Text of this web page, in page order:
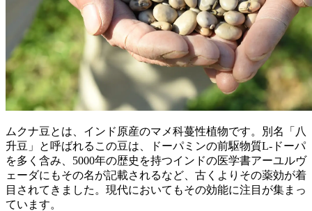
ムクナ豆とは、インド原産のマメ科蔓性植物です。別名「八
升豆」と呼ばれるこの豆は、ドーパミンの前駆物質L-ドーパ
を多く含み、5000年の歴史を持つインドの医学書アーユルヴ
ェーダにもその名が記載されるなど、古くよりその薬効が着
目されてきました。現代においてもその効能に注目が集まっ
ています。